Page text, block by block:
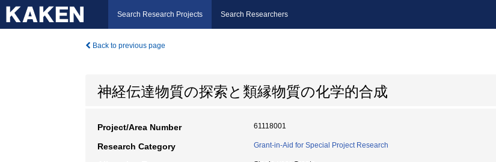
Search Research Projects Search Researchers
Back to previous page
神経伝達物質の探索と類縁物質の化学的合成
Project/Area Number 61118001
Research Category Grant-in-Aid for Special Project Research